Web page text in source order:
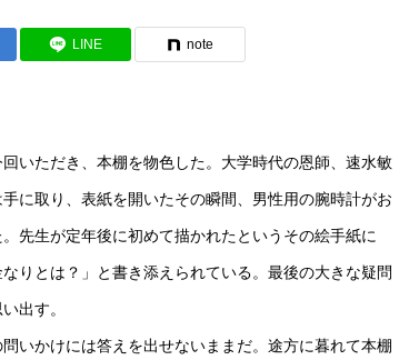
LINE note
いただき、本棚を物色した。大学時代の恩師、速水敏
に取り、表紙を開いたその瞬間、男性用の腕時計がお
先生が定年後に初めて描かれたというその絵手紙に
りとは？」と書き添えられている。最後の大きな疑問
出す。
いかけには答えを出せないままだ。途方に暮れて本棚